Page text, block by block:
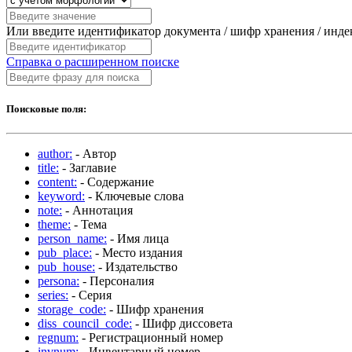
Или введите идентификатор документа / шифр хранения /
Справка о расширенном поиске
Поисковые поля:
author: - Автор
title: - Заглавие
content: - Содержание
keyword: - Ключевые слова
note: - Аннотация
theme: - Тема
person_name: - Имя лица
pub_place: - Место издания
pub_house: - Издательство
persona: - Персоналия
series: - Серия
storage_code: - Шифр хранения
diss_council_code: - Шифр диссовета
regnum: - Регистрационный номер